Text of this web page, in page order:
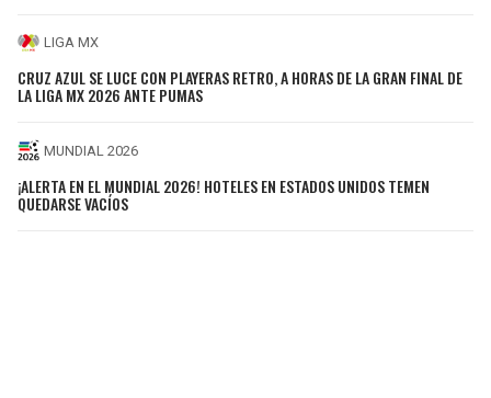
LIGA MX
CRUZ AZUL SE LUCE CON PLAYERAS RETRO, A HORAS DE LA GRAN FINAL DE
LA LIGA MX 2026 ANTE PUMAS
MUNDIAL 2026
¡ALERTA EN EL MUNDIAL 2026! HOTELES EN ESTADOS UNIDOS TEMEN
QUEDARSE VACÍOS